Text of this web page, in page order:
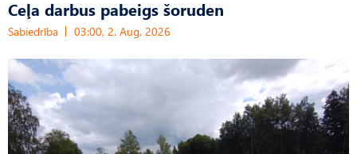
Ceļa darbus pabeigs šoruden
Sabiedrība 03:00, 2. Aug, 2026